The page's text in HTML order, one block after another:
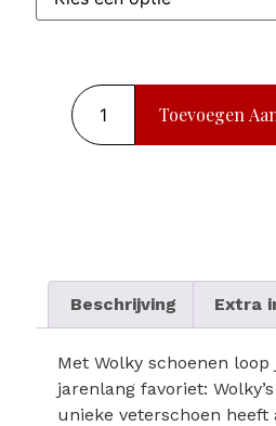
Toevoegen
Beschrijving Extra
Met Wolky schoenen
jarenlang favoriet:
unieke veterschoen heeft